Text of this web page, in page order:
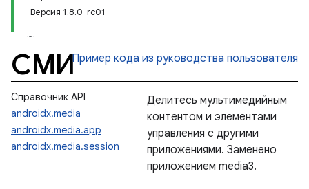
Версия 1.8.0-rc01
СМИПример кода из руководства пользователя
Справочник API
androidx.media
androidx.media.app
androidx.media.session
Делитесь мультимедийным
контентом и элементами
управления с другими
приложениями. Заменено
приложением media3.